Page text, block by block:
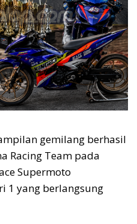
gemilang berhasil
Racing Team pada
Supermoto
1 yang berlangsung